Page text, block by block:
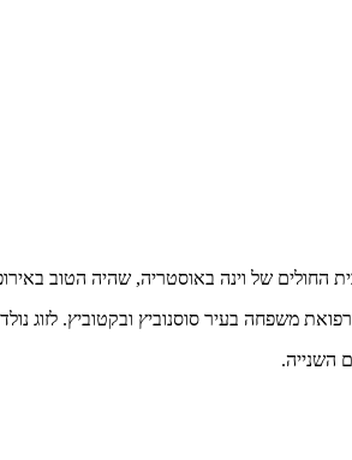
וינה באוסטריה, שהיה הטוב באירופה בשנות ה 20 של
משפחה בעיר סוסנוביץ ובקטוביץ. לזוג
השנייה.